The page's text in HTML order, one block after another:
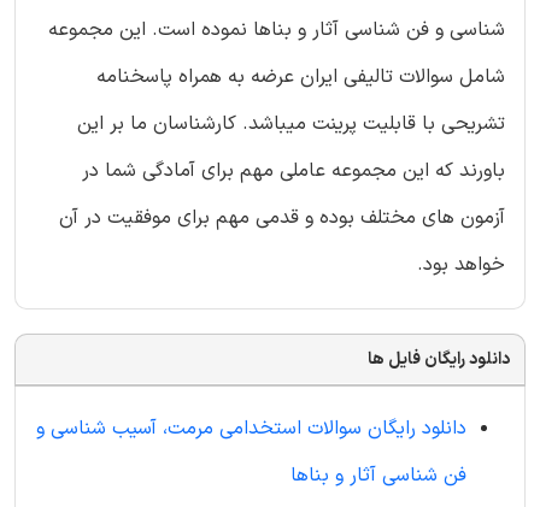
شناسی و فن شناسی آثار و بناها نموده است. این مجموعه
شامل سوالات تالیفی ایران عرضه به همراه پاسخنامه
تشریحی با قابلیت پرینت میباشد. کارشناسان ما بر این
باورند که این مجموعه عاملی مهم برای آمادگی شما در
آزمون های مختلف بوده و قدمی مهم برای موفقیت در آن
خواهد بود.
دانلود رایگان فایل ها
دانلود رایگان سوالات استخدامی مرمت، آسیب شناسی و
فن شناسی آثار و بناها